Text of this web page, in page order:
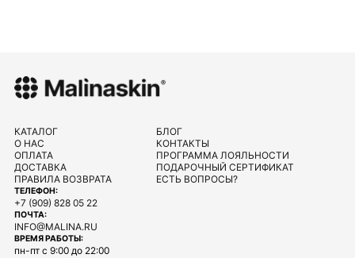
ТЕЛЕФОН:
+7 (909) 828 05 22
ПОЧТА:
INFO@MALINA.RU
ВРЕМЯ РАБОТЫ:
пн-пт с 9:00 до 22:00
КАТАЛОГ
О НАС
ОПЛАТА
ДОСТАВКА
ПРАВИЛА ВОЗВРАТА
БЛОГ
КОНТАКТЫ
ПРОГРАММА ЛОЯЛЬНОСТИ
ПОДАРОЧНЫЙ СЕРТИФИКАТ
ЕСТЬ ВОПРОСЫ?